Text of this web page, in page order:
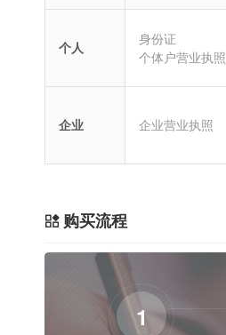
个人
身份证
个体户营业执照
企业 企业营业执照
购买流程
1